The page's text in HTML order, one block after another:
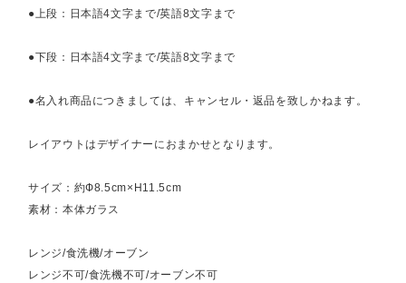
●上段：日本語4文字まで/英語8文字まで
●下段：日本語4文字まで/英語8文字まで
●名入れ商品につきましては、キャンセル・返品を致しかねます。
レイアウトはデザイナーにおまかせとなります。
サイズ：約Ф8.5cm×H11.5cm
素材：本体ガラス
レンジ/食洗機/オーブン
レンジ不可/食洗機不可/オーブン不可